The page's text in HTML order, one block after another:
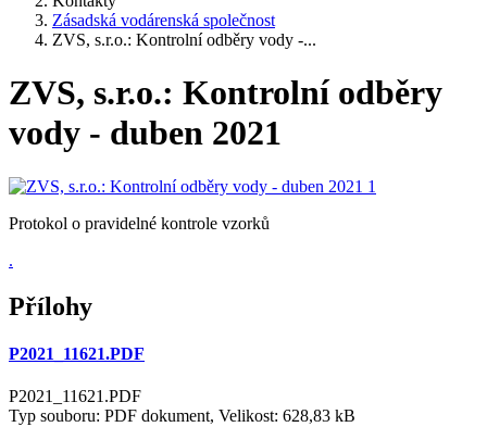
Zásadská vodárenská společnost
ZVS, s.r.o.: Kontrolní odběry vody -...
ZVS, s.r.o.: Kontrolní odběry
vody - duben 2021
Protokol o pravidelné kontrole vzorků
.
Přílohy
P2021_11621.PDF
P2021_11621.PDF
Typ souboru: PDF dokument, Velikost: 628,83 kB